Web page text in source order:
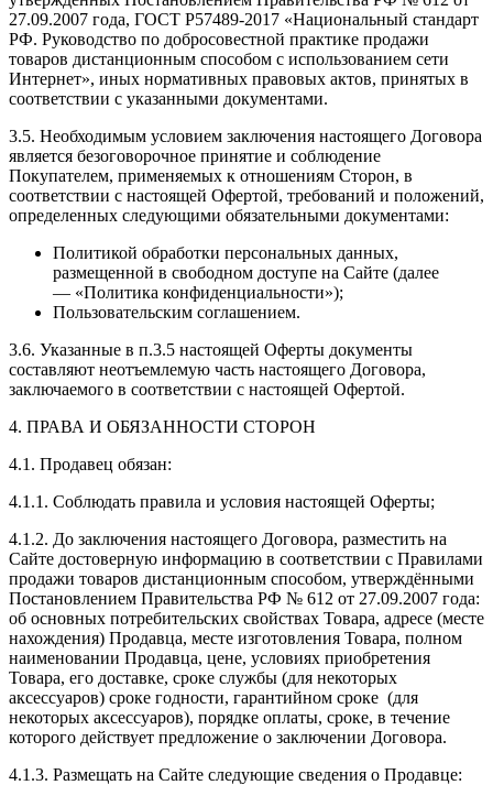
27.09.2007 года, ГОСТ Р57489-2017 «Национальный стандарт
РФ. Руководство по добросовестной практике продажи
товаров дистанционным способом с использованием сети
Интернет», иных нормативных правовых актов, принятых в
соответствии с указанными документами.
3.5. Необходимым условием заключения настоящего Договора
является безоговорочное принятие и соблюдение
Покупателем, применяемых к отношениям Сторон, в
соответствии с настоящей Офертой, требований и положений,
определенных следующими обязательными документами:
Политикой обработки персональных данных,
размещенной в свободном доступе на Сайте (далее
— «Политика конфиденциальности»);
Пользовательским соглашением.
3.6. Указанные в п.3.5 настоящей Оферты документы
составляют неотъемлемую часть настоящего Договора,
заключаемого в соответствии с настоящей Офертой.
4. ПРАВА И ОБЯЗАННОСТИ СТОРОН
4.1. Продавец обязан:
4.1.1. Соблюдать правила и условия настоящей Оферты;
4.1.2. До заключения настоящего Договора, разместить на
Сайте достоверную информацию в соответствии с Правилами
продажи товаров дистанционным способом, утверждёнными
Постановлением Правительства РФ № 612 от 27.09.2007 года:
об основных потребительских свойствах Товара, адресе (месте
нахождения) Продавца, месте изготовления Товара, полном
наименовании Продавца, цене, условиях приобретения
Товара, его доставке, сроке службы (для некоторых
аксессуаров) сроке годности, гарантийном сроке (для
некоторых аксессуаров), порядке оплаты, сроке, в течение
которого действует предложение о заключении Договора.
4.1.3. Размещать на Сайте следующие сведения о Продавце: